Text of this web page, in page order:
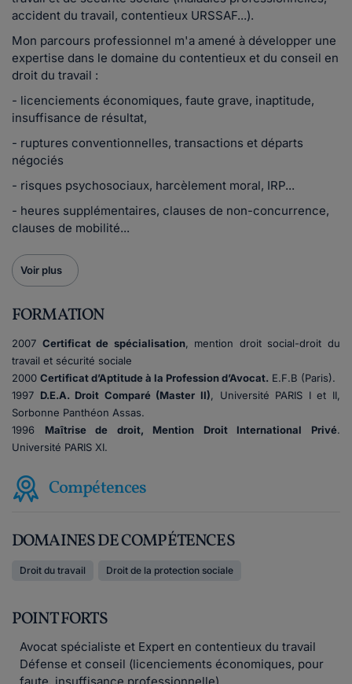
accident du travail, contentieux URSSAF...).
Mon parcours professionnel m'a amené à développer une
expertise dans le domaine du contentieux et du conseil en
droit du travail :
- licenciements économiques, faute grave, inaptitude,
insuffisance de résultat,
- ruptures conventionnelles, transactions et départs
négociés
- risques psychosociaux, harcèlement moral, IRP...
- heures supplémentaires, clauses de non-concurrence,
clauses de mobilité...
Voir plus
FORMATION
2007 Certificat de spécialisation, mention droit social-droit du
travail et sécurité sociale
2000 Certificat d’Aptitude à la Profession d’Avocat. E.F.B (Paris).
1997 D.E.A. Droit Comparé (Master II), Université PARIS I et II,
Sorbonne Panthéon Assas.
1996 Maîtrise de droit, Mention Droit International Privé.
Université PARIS XI.
Compétences
DOMAINES DE COMPÉTENCES
Droit du travail Droit de la protection sociale
POINT FORTS
Avocat spécialiste et Expert en contentieux du travail
Défense et conseil (licenciements économiques, pour